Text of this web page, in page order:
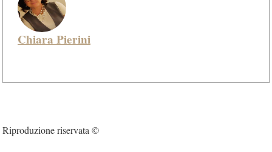
Chiara Pierini
Riproduzione riservata ©